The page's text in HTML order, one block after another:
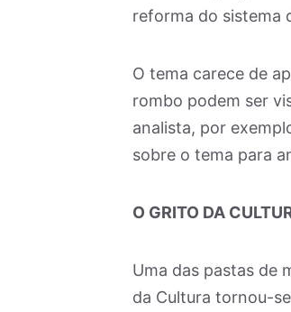
reforma do sistema
O tema carece de
rombo podem ser
analista, por
sobre o tema para
O GRITO DA
Uma das pastas de
da Cultura tornou-